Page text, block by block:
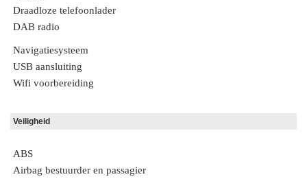
Draadloze telefoonlader
DAB radio
Navigatiesysteem
USB aansluiting
Wifi voorbereiding
Veiligheid
ABS
Airbag bestuurder en passagier